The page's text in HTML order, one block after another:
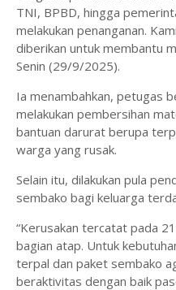
TNI, BPBD, hingga
melakukan penanganan.
diberikan untuk membantu
Senin (29/9/2025).
Ia menambahkan, petugas
melakukan pembersihan
bantuan darurat berupa
warga yang rusak.
Selain itu, dilakukan pula
sembako bagi keluarga
“Kerusakan tercatat pada
bagian atap. Untuk
terpal dan paket sembako
beraktivitas dengan baik